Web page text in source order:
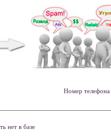
Номер телефона
нет в базе